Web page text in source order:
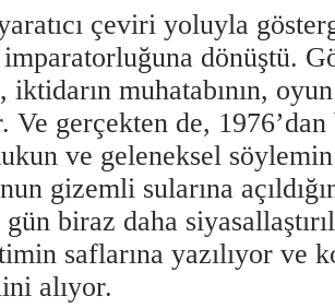
çeviri yoluyla
imparatorluğuna dönüştü.
iktidarın muhatabının,
Ve gerçekten de,
ve geleneksel
gizemli sularına
biraz daha
saflarına yazılıyor ve
alıyor.